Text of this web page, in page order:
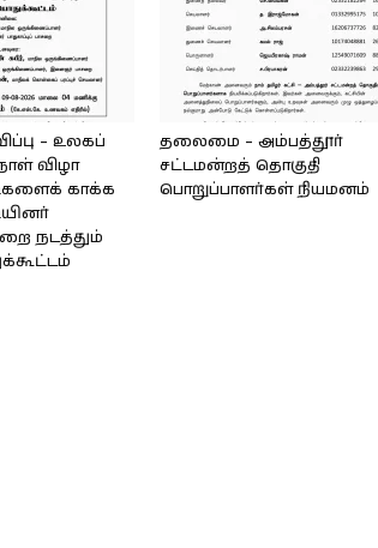
– உலகப்
விழா
காக்க
நடத்தும்
தலைமை – அம்பத்தூர்
சட்டமன்றத் தொகுதி
பொறுப்பாளர்கள் நியமனம்